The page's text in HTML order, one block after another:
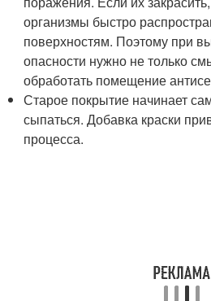
организмы быстро
поверхностям. Поэтому при
опасности нужно не только
обработать помещение
Старое покрытие начинает
сыпаться. Добавка краски
процесса.